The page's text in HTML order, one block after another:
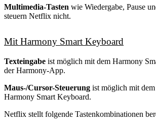
Multimedia-Tasten wie Wiedergabe, Pause
steuern Netflix nicht.
Mit Harmony Smart Keyboard
Texteingabe ist möglich mit dem Harmony
der Harmony-App.
Maus-/Cursor-Steuerung ist möglich mit dem
Harmony Smart Keyboard.
Netflix stellt folgende Tastenkombinationen